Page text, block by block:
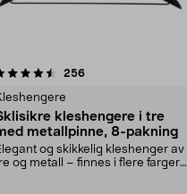
256anmeldelser
kleshengere i tre
metallpinne, 8-pakning
og skikkelig kleshenger av
og metall – finnes i flere farger.
4.5av 5 stjerner